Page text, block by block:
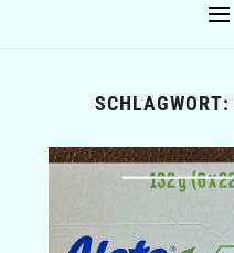
SCHLAGWORT: